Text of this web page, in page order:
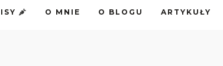
Warzywizm
kuchnia
roślinna
O MNIE O BLOGU ARTYKUŁY